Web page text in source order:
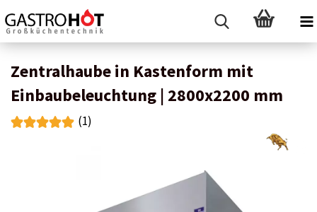
Zentralhaube in Kastenform mit
Einbaubeleuchtung | 2800x2200 mm
(1)